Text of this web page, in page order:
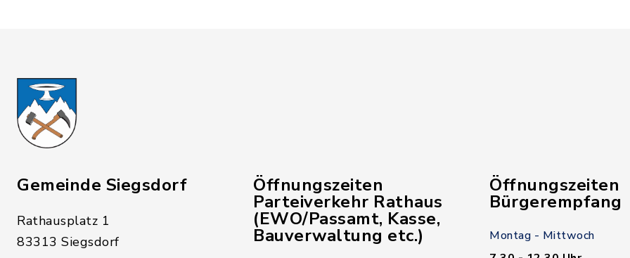
Gemeinde Siegsdorf
Rathausplatz 1
83313 Siegsdorf
Öffnungszeiten
Parteiverkehr Rathaus
(EWO/Passamt, Kasse,
Bauverwaltung etc.)
Öffnungszeiten
Bürgerempfang
Montag - Mittwoch